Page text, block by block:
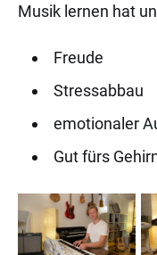
Musik lernen hat
Freude
Stressabbau
emotionaler
Gut fürs